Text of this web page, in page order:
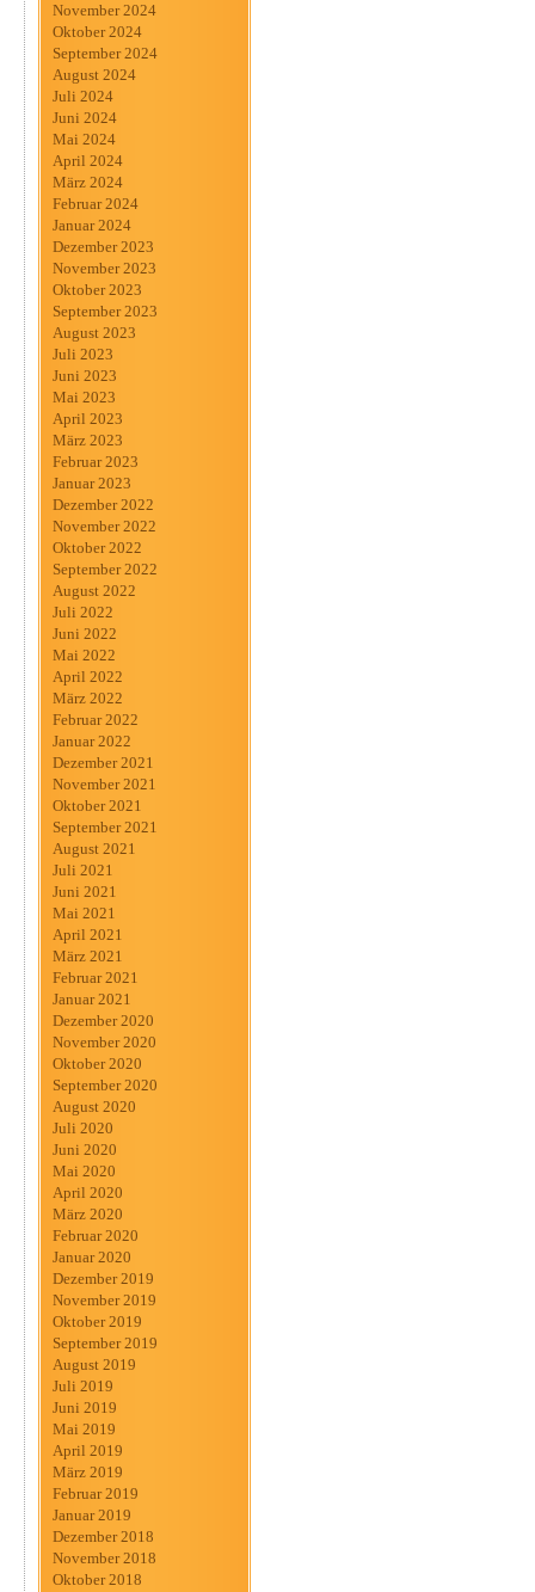
November 2024
Oktober 2024
September 2024
August 2024
Juli 2024
Juni 2024
Mai 2024
April 2024
März 2024
Februar 2024
Januar 2024
Dezember 2023
November 2023
Oktober 2023
September 2023
August 2023
Juli 2023
Juni 2023
Mai 2023
April 2023
März 2023
Februar 2023
Januar 2023
Dezember 2022
November 2022
Oktober 2022
September 2022
August 2022
Juli 2022
Juni 2022
Mai 2022
April 2022
März 2022
Februar 2022
Januar 2022
Dezember 2021
November 2021
Oktober 2021
September 2021
August 2021
Juli 2021
Juni 2021
Mai 2021
April 2021
März 2021
Februar 2021
Januar 2021
Dezember 2020
November 2020
Oktober 2020
September 2020
August 2020
Juli 2020
Juni 2020
Mai 2020
April 2020
März 2020
Februar 2020
Januar 2020
Dezember 2019
November 2019
Oktober 2019
September 2019
August 2019
Juli 2019
Juni 2019
Mai 2019
April 2019
März 2019
Februar 2019
Januar 2019
Dezember 2018
November 2018
Oktober 2018